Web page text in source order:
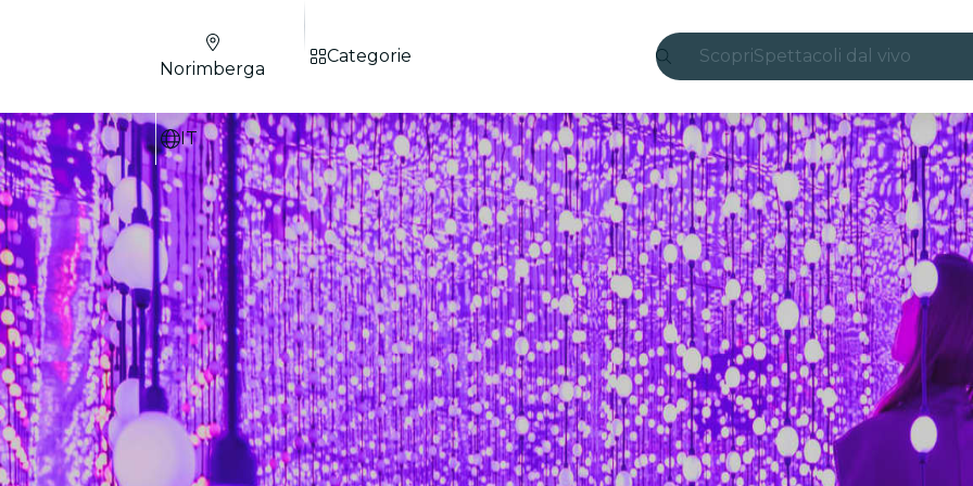
ScopriSpettacoli dal vivo
Candlelight
Londra
Esperienze e città
San Paolo
Mostre
Seoul
Tour città
Norimberga
IT
Categorie